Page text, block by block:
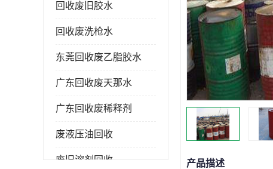
回收废旧胶水
回收废洗枪水
东莞回收废乙脂胶水
广东回收废天那水
广东回收废稀释剂
废液压油回收
废旧溶剂回收 产品描述